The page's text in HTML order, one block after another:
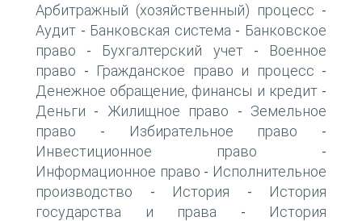
Арбитражный (хозяйственный) процесс -
Аудит - Банковская система - Банковское
право - Бухгалтерский учет-
Военное
право - Гражданское право и процесс -
Денежное обращение, финансы и кредит-
Деньги - Жилищное право - Земельное
право - Избирательное право -
Инвестиционное право -
Информационное право - Исполнительное
производство - История -
История
государства и права -
История